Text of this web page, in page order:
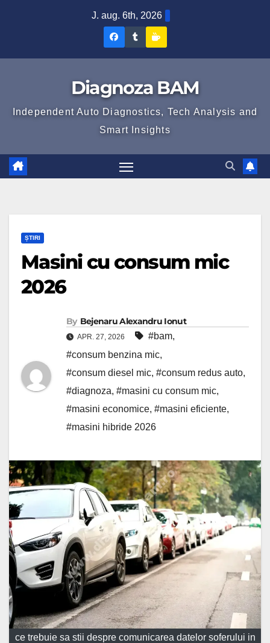
J. aug. 6th, 2026
Diagnoza
Facebook
Diagnoza
Tumblr
Diagnoza BAM
Independent Auto Diagnostics, Tech Analysis and
Smart Insights
ȘTIRI
Masini cu consum mic
2026
By Bejenaru Alexandru Ionut
APR. 27, 2026 #bam,
#consum benzina mic,
#consum diesel mic, #consum redus auto,
#diagnoza, #masini cu consum mic,
#masini economice, #masini eficiente,
#masini hibride 2026
ce trebuie sa stii despre comunicarea datelor soferului in